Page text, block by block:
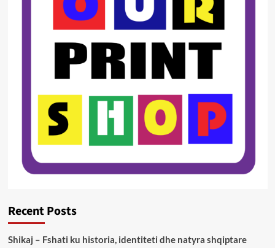
Recent Posts
Shikaj – Fshati ku historia, identiteti dhe natyra shqiptare